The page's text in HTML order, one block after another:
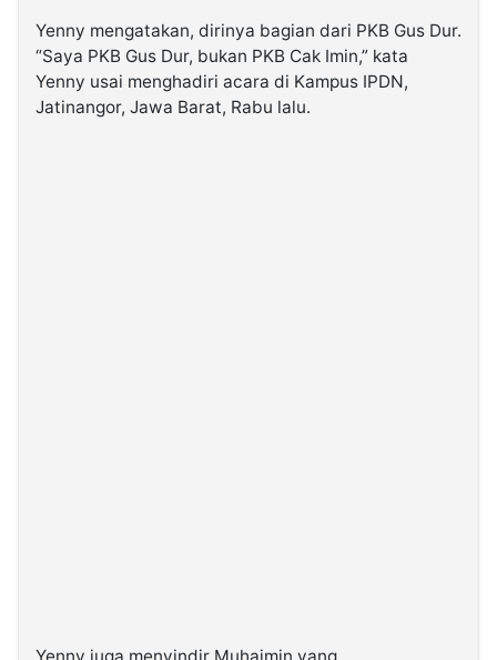
Yenny mengatakan, dirinya bagian dari PKB Gus Dur.
“Saya PKB Gus Dur, bukan PKB Cak Imin,” kata
Yenny usai menghadiri acara di Kampus IPDN,
Jatinangor, Jawa Barat, Rabu lalu.